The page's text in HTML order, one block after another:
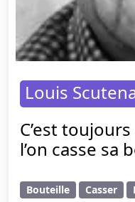
Louis
C’est
l’on casse sa
Bouteille Casser